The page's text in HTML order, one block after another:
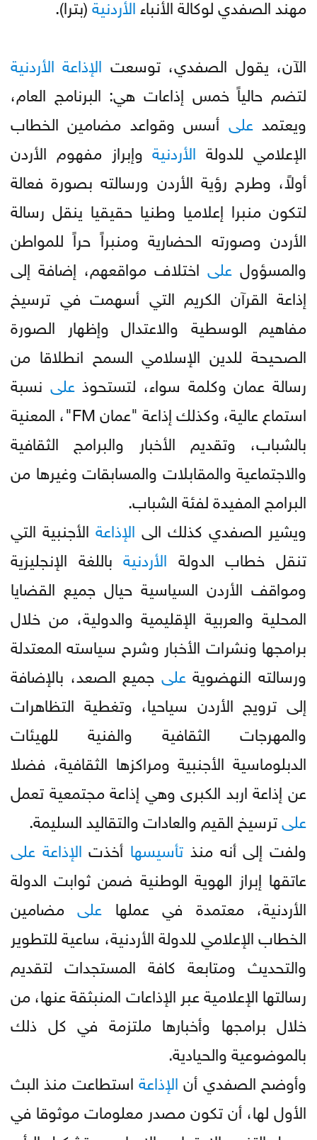
الآن، يقول الصفدي، توسعت الإذاعة الأردنية
لتضم حالياً خمس إذاعات هي: البرنامج العام،
ويعتمدعلى أسس وقواعد مضامين الخطاب
الإعلامي للدولة الأردنيةوإبراز مفهوم الأردن
أولاً، وطرح رؤية الأردن ورسالته بصورة فعالة
لتكون منبرا إعلاميا وطنيا حقيقيا ينقل رسالة
الأردن وصورته الحضارية ومنبراً حراً للمواطن
والمسؤول على اختلاف مواقعهم، إضافة إلى
إذاعة القرآن الكريم التي أسهمت في ترسيخ
مفاهيم الوسطية والاعتدال وإظهار الصورة
الصحيحة للدين الإسلامي السمح انطلاقا من
رسالة عمان وكلمة سواء، لتستحوذعلى نسبة
استماع عالية، وكذلك إذاعة "عمان FM"، المعنية
بالشباب، وتقديم الأخبار والبرامج الثقافية
والاجتماعية والمقابلات والمسابقات وغيرها من
البرامج المفيدة لفئة الشباب.
ويشير الصفدي كذلك الى الإذاعة الأجنبية التي
تنقل خطاب الدولة الأردنيةباللغة الإنجليزية
ومواقف الأردن السياسية حيال جميع القضايا
المحلية والعربية الإقليمية والدولية، من خلال
برامجها ونشرات الأخبار وشرح سياسته المعتدلة
ورسالته النهضويةعلى جميع الصعد، بالإضافة
إلى ترويج الأردن سياحيا، وتغطية التظاهرات
والمهرجات الثقافية والفنية للهيئات
الدبلوماسية الأجنبية ومراكزها الثقافية، فضلا
عن إذاعة اربد الكبرى وهي إذاعة مجتمعية تعمل
علىترسيخ القيم والعادات والتقاليد السليمة.
ولفت إلى أنه منذ تأسيسها أخذت الإذاعة على
عاتقها إبراز الهوية الوطنية ضمن ثوابت الدولة
الأردنية، معتمدة في عملها علىمضامين
الخطاب الإعلامي للدولة الأردنية، ساعية للتطوير
والتحديث ومتابعة كافة المستجدات لتقديم
رسالتها الإعلامية عبر الإذاعات المنبثقة عنها، من
خلال برامجها وأخبارها ملتزمة في كل ذلك
بالموضوعية والحيادية.
وأوضح الصفدي أنالإذاعةاستطاعت منذ البث
الأول لها، أن تكون مصدر معلومات موثوقا في